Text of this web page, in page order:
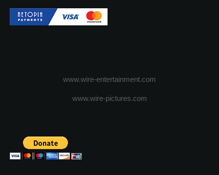
www.wire-entertainment.com
www.wire-pictures.com